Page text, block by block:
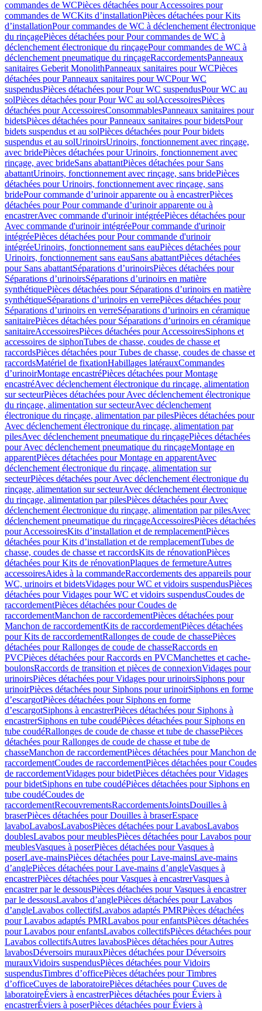
commandes de WCPièces détachées pour Accessoires pour
commandes de WCKits d’installationPièces détachées pour Kits
d’installationPour commandes de WC à déclenchement électronique
du rinçagePièces détachées pour Pour commandes de WC à
déclenchement électronique du rinçagePour commandes de WC à
déclenchement pneumatique du rinçageRaccordementsPanneaux
sanitaires Geberit MonolithPanneaux sanitaires pour WCPièces
détachées pour Panneaux sanitaires pour WCPour WC
suspendusPièces détachées pour Pour WC suspendusPour WC au
solPièces détachées pour Pour WC au solAccessoiresPièces
détachées pour AccessoiresConsommablesPanneaux sanitaires pour
bidetsPièces détachées pour Panneaux sanitaires pour bidetsPour
bidets suspendus et au solPièces détachées pour Pour bidets
suspendus et au solUrinoirsUrinoirs, fonctionnement avec rinçage,
avec bridePièces détachées pour Urinoirs, fonctionnement avec
rinçage, avec brideSans abattantPièces détachées pour Sans
abattantUrinoirs, fonctionnement avec rinçage, sans bridePièces
détachées pour Urinoirs, fonctionnement avec rinçage, sans
bridePour commande d’urinoir apparente ou à encastrerPièces
détachées pour Pour commande d’urinoir apparente ou à
encastrerAvec commande d'urinoir intégréePièces détachées pour
Avec commande d'urinoir intégréePour commande d'urinoir
intégréePièces détachées pour Pour commande d'urinoir
intégréeUrinoirs, fonctionnement sans eauPièces détachées pour
Urinoirs, fonctionnement sans eauSans abattantPièces détachées
pour Sans abattantSéparations d’urinoirsPièces détachées pour
Séparations d’urinoirsSéparations d’urinoirs en matière
synthétiquePièces détachées pour Séparations d’urinoirs en matière
synthétiqueSéparations d’urinoirs en verrePièces détachées pour
Séparations d’urinoirs en verreSéparations d’urinoirs en céramique
sanitairePièces détachées pour Séparations d’urinoirs en céramique
sanitaireAccessoiresPièces détachées pour AccessoiresSiphons et
accessoires de siphonTubes de chasse, coudes de chasse et
raccordsPièces détachées pour Tubes de chasse, coudes de chasse et
raccordsMatériel de fixationHabillages latérauxCommandes
dʼurinoirMontage encastréPièces détachées pour Montage
encastréAvec déclenchement électronique du rinçage, alimentation
sur secteurPièces détachées pour Avec déclenchement électronique
du rinçage, alimentation sur secteurAvec déclenchement
électronique du rinçage, alimentation par pilesPièces détachées pour
Avec déclenchement électronique du rinçage, alimentation par
pilesAvec déclenchement pneumatique du rinçagePièces détachées
pour Avec déclenchement pneumatique du rinçageMontage en
apparentPièces détachées pour Montage en apparentAvec
déclenchement électronique du rinçage, alimentation sur
secteurPièces détachées pour Avec déclenchement électronique du
rinçage, alimentation sur secteurAvec déclenchement électronique
du rinçage, alimentation par pilesPièces détachées pour Avec
déclenchement électronique du rinçage, alimentation par pilesAvec
déclenchement pneumatique du rinçageAccessoiresPièces détachées
pour AccessoiresKits d’installation et de remplacementPièces
détachées pour Kits d’installation et de remplacementTubes de
chasse, coudes de chasse et raccordsKits de rénovationPièces
détachées pour Kits de rénovationPlaques de fermetureAutres
accessoiresAides à la commandeRaccordements des appareils pour
WC, urinoirs et bidetsVidages pour WC et vidoirs suspendusPièces
détachées pour Vidages pour WC et vidoirs suspendusCoudes de
raccordementPièces détachées pour Coudes de
raccordementManchon de raccordementPièces détachées pour
Manchon de raccordementKits de raccordementPièces détachées
pour Kits de raccordementRallonges de coude de chassePièces
détachées pour Rallonges de coude de chasseRaccords en
PVCPièces détachées pour Raccords en PVCManchettes et cache-
boulonsRaccords de transition et pièces de connexionVidages pour
urinoirsPièces détachées pour Vidages pour urinoirsSiphons pour
urinoirPièces détachées pour Siphons pour urinoirSiphons en forme
d’escargotPièces détachées pour Siphons en forme
d’escargotSiphons à encastrerPièces détachées pour Siphons à
encastrerSiphons en tube coudéPièces détachées pour Siphons en
tube coudéRallonges de coude de chasse et tube de chassePièces
détachées pour Rallonges de coude de chasse et tube de
chasseManchon de raccordementPièces détachées pour Manchon de
raccordementCoudes de raccordementPièces détachées pour Coudes
de raccordementVidages pour bidetPièces détachées pour Vidages
pour bidetSiphons en tube coudéPièces détachées pour Siphons en
tube coudéCoudes de
raccordementRecouvrementsRaccordementsJointsDouilles à
braserPièces détachées pour Douilles à braserEspace
lavaboLavabosLavabosPièces détachées pour LavabosLavabos
doublesLavabos pour meublesPièces détachées pour Lavabos pour
meublesVasques à poserPièces détachées pour Vasques à
poserLave-mainsPièces détachées pour Lave-mainsLave-mains
d’anglePièces détachées pour Lave-mains d’angleVasques à
encastrerPièces détachées pour Vasques à encastrerVasques à
encastrer par le dessousPièces détachées pour Vasques à encastrer
par le dessousLavabos d’anglePièces détachées pour Lavabos
d’angleLavabos collectifsLavabos adaptés PMRPièces détachées
pour Lavabos adaptés PMRLavabos pour enfantsPièces détachées
pour Lavabos pour enfantsLavabos collectifsPièces détachées pour
Lavabos collectifsAutres lavabosPièces détachées pour Autres
lavabosDéversoirs murauxPièces détachées pour Déversoirs
murauxVidoirs suspendusPièces détachées pour Vidoirs
suspendusTimbres dʼofficePièces détachées pour Timbres
dʼofficeCuves de laboratoirePièces détachées pour Cuves de
laboratoireÉviers à encastrerPièces détachées pour Éviers à
encastrerÉviers à poserPièces détachées pour Éviers à